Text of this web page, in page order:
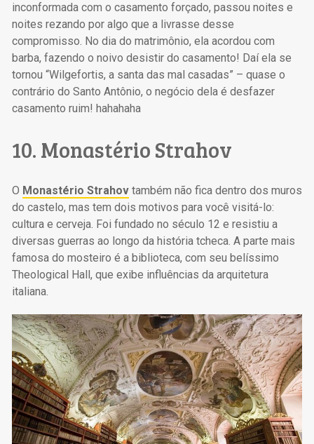
inconformada com o casamento forçado, passou noites e
noites rezando por algo que a livrasse desse
compromisso. No dia do matrimônio, ela acordou com
barba, fazendo o noivo desistir do casamento! Daí ela se
tornou “Wilgefortis, a santa das mal casadas” – quase o
contrário do Santo Antônio, o negócio dela é desfazer
casamento ruim! hahahaha
10. Monastério Strahov
O Monastério Strahovtambém não fica dentro dos muros
do castelo, mas tem dois motivos para você visitá-lo:
cultura e cerveja. Foi fundado no século 12 e resistiu a
diversas guerras ao longo da história tcheca. A parte mais
famosa do mosteiro é a biblioteca, com seu belíssimo
Theological Hall, que exibe influências da arquitetura
italiana.